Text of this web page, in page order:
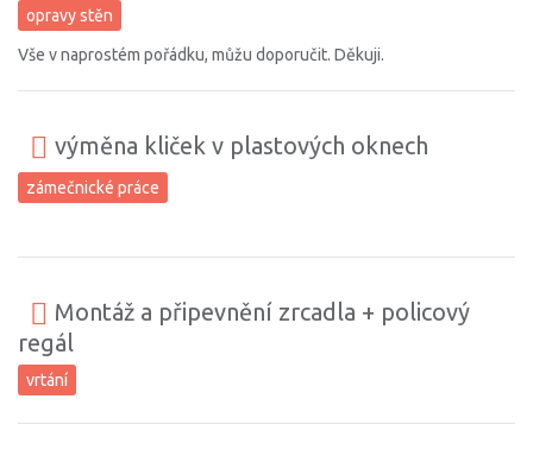
opravy stěn
Vše v naprostém pořádku, můžu doporučit. Děkuji.
výměna kliček v plastových oknech
zámečnické práce
Montáž a připevnění zrcadla + policový
regál
vrtání